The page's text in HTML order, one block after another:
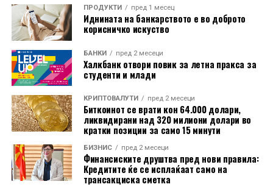
до 12 месеци.
S&P Global, исто така, оцени дека глобалниот
економски раст е поттикнат од инвестициите во
вештачка интелигенција и одбраната. Производството
на технолошка опрема во јули пораснало со најбрзо
сектор го забележал најсилниот раст во последните
десет месеци.
Извор:CNBC
ПРОДУКТИ пред 1 месец
Иднината на банкарството е во доброто
корисничко искуство
БАНКИ пред 2 месеци
Халкбанк отвори повик за летна пракса за
студенти и млади
КРИПТОВАЛУТИ пред 2 месеци
Биткоинот се врати кон 64.000 долари,
ликвидирани над 320 милиони долари во
кратки позиции за само 15 минути
БИЗНИС пред 2 месеци
Финансиските друштва пред нови правила:
Кредитите ќе се исплаќаат само на
трансакциска сметка